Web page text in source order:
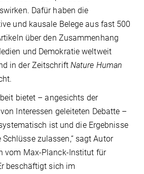
Dafür haben die
und kausale Belege aus fast 500
über den Zusammenhang
und Demokratie weltweit
in der Zeitschrift Nature Human
bietet – angesichts der
Interessen geleiteten Debatte –
ist und die Ergebnisse
zulassen,“ sagt Autor
vom Max-Planck-Institut für
beschäftigt sich im